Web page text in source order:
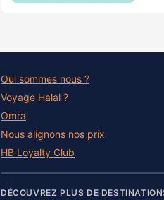
Qui sommes nous ?
Voyage Halal ?
Omra
Nous alignons nos prix
HB Loyalty Club
DÉCOUVREZ PLUS DE